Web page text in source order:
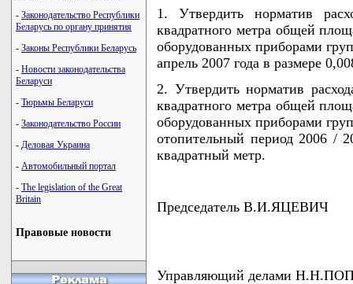
- Законодательство Республики
Беларусь по органу принятия
- Законы Республики Беларусь
- Новости законодательства
Беларуси
- Тюрьмы Беларуси
- Законодательство России
- Деловая Украина
- Автомобильный портал
- The legislation of the Great
Britain
Правовые новости
1. Утвердить норматив
квадратного метра общей
оборудованных приборами
апрель 2007 года в размере
2. Утвердить норматив
квадратного метра общей
оборудованных приборами
отопительный период 2006 /
квадратный метр.
Председатель В.И.ЯЦЕВИЧ
Управляющий делами